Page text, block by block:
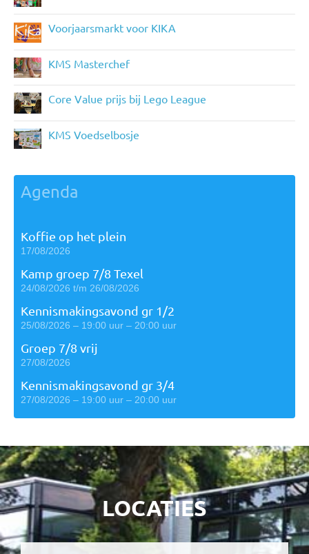
Voorjaarsmarkt voor KIKA
KMS Masterchef
Core Value prijs bij Lego League
KMS Voedselbosje
Agenda
Koffie op het plein
17/08/2026
Kamp groep 7/8 Texel
24/08/2026 t/m 26/08/2026
Kennismakingsavond gr 1/2
25/08/2026 – 19:00 uur – 20:00 uur
Groep 7/8 vrij
27/08/2026
Kennismakingsavond gr 3/4
27/08/2026 – 19:00 uur – 20:00 uur
LOCATIES